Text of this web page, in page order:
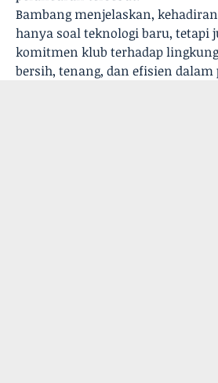
Bambang menjelaskan,
hanya soal teknologi baru, tetapi
komitmen klub terhadap
bersih, tenang, dan efisien dalam